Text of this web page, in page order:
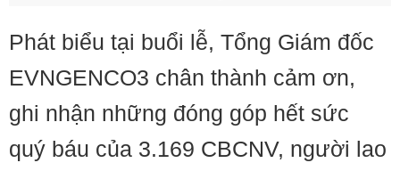
Phát biểu tại buổi lễ, Tổng Giám đốc
EVNGENCO3 chân thành cảm ơn,
ghi nhận những đóng góp hết sức
quý báu của 3.169 CBCNV, người lao